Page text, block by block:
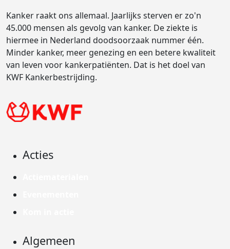
Kanker raakt ons allemaal. Jaarlijks sterven er zo'n
45.000 mensen als gevolg van kanker. De ziekte is
hiermee in Nederland doodsoorzaak nummer één.
Minder kanker, meer genezing en een betere kwaliteit
van leven voor kankerpatiënten. Dat is het doel van
KWF Kankerbestrijding.
Acties
Algemeen